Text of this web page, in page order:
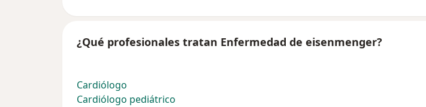
¿Qué profesionales tratan Enfermedad de eisenmenger?
Cardiólogo
Cardiólogo pediátrico